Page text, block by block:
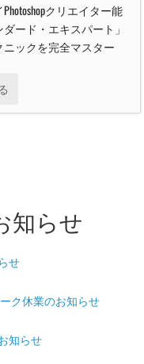
クリエイター能
ード・エキスパート」
ックを完全マスター
知らせ
せ
ク休業のお知らせ
知らせ